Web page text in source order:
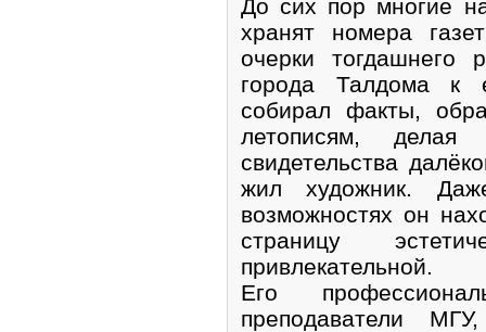
До сих пор многие
хранят номера
очерки тогдашнего
города Талдома к
собирал факты,
летописям, делая
свидетельства
жил художник.
возможностях он
страницу
привлекательной.
Его
преподаватели